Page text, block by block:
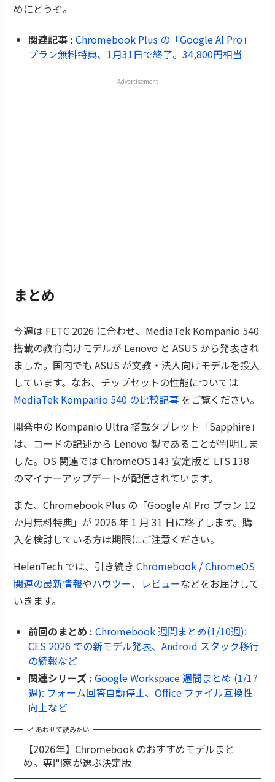
めにどうぞ。
関連記事 : Chromebook Plus の「Google AI Pro」
プラン無料特典、1月31日で終了。34,800円相当
Advertisement
まとめ
今週は FETC 2026 に合わせ、MediaTek Kompanio 540
搭載の教育向けモデルが Lenovo と ASUS から発表され
ました。国内でも ASUS が文教・法人向けモデルを投入
しています。なお、チップセットの性能については
MediaTek Kompanio 540 の比較記事 をご覧ください。
開発中の Kompanio Ultra 搭載タブレット「Sapphire」
は、コードの記述から Lenovo 製であることが判明しま
した。OS 関連では ChromeOS 143 安定版と LTS 138
のマイナーアップデートが配信されています。
また、Chromebook Plus の「Google AI Pro プラン 12
か月無料特典」が 2026 年 1 月 31 日に終了します。購
入を検討している方は期限にご注意ください。
HelenTech では、引き続きChromebook / ChromeOS
関連の最新情報やハウツー、 レビューなどをお届けして
いきます。
前回のまとめ : Chromebook 週間まとめ(1/10週):
CES 2026 での新モデル発表、Android スタック移行
の続報など
関連シリーズ : Google Workspace 週間まとめ (1/17
週): フォーム回答自動停止、Office ファイル互換性
向上など
あわせて読みたい
【2026年】Chromebook のおすすめモデルまと
め。専門家が選ぶ決定版